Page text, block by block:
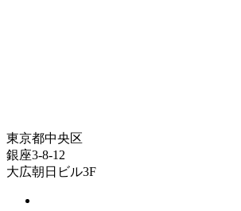
東京都中央区
銀座3-8-12
大広朝日ビル3F